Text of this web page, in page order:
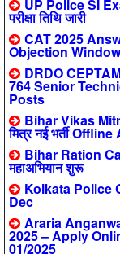
UP Police SI
परीक्षा तिथि जारी
CAT 2025
Objection Window
DRDO
764 Senior
Posts
Bihar Vikas
मित्र नई भर्ती
Bihar Ration
महाअभियान शुरू
Kolkata Police
Dec
Araria
2025 – Apply
01/2025